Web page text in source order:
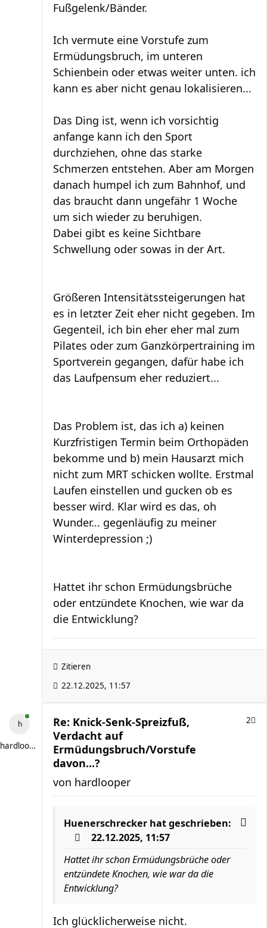
Fußgelenk/Bänder.
Ich vermute eine Vorstufe zum
Ermüdungsbruch, im unteren
Schienbein oder etwas weiter unten. ich
kann es aber nicht genau lokalisieren...
Das Ding ist, wenn ich vorsichtig
anfange kann ich den Sport
durchziehen, ohne das starke
Schmerzen entstehen. Aber am Morgen
danach humpel ich zum Bahnhof, und
das braucht dann ungefähr 1 Woche
um sich wieder zu beruhigen.
Dabei gibt es keine Sichtbare
Schwellung oder sowas in der Art.
Größeren Intensitätssteigerungen hat
es in letzter Zeit eher nicht gegeben. Im
Gegenteil, ich bin eher eher mal zum
Pilates oder zum Ganzkörpertraining im
Sportverein gegangen, dafür habe ich
das Laufpensum eher reduziert...
Das Problem ist, das ich a) keinen
Kurzfristigen Termin beim Orthopäden
bekomme und b) mein Hausarzt mich
nicht zum MRT schicken wollte. Erstmal
Laufen einstellen und gucken ob es
besser wird. Klar wird es das, oh
Wunder... gegenläufig zu meiner
Winterdepression ;)
Hattet ihr schon Ermüdungsbrüche
oder entzündete Knochen, wie war da
die Entwicklung?
Zitieren
22.12.2025, 11:57
hardlooper
Re: Knick-Senk-Spreizfuß,
Verdacht auf
Ermüdungsbruch/Vorstufe
davon...?
2
von hardlooper
Huenerschrecker hat geschrieben:
22.12.2025, 11:57
Hattet ihr schon Ermüdungsbrüche oder
entzündete Knochen, wie war da die
Entwicklung?
Ich glücklicherweise nicht.